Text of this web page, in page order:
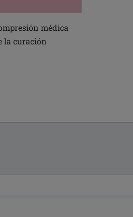
médica
la curación